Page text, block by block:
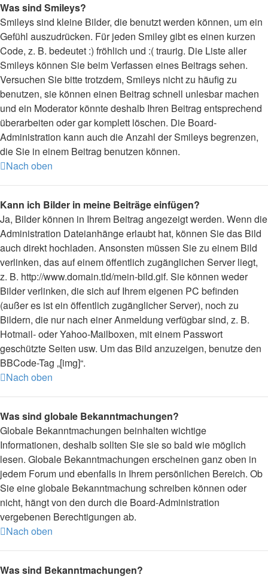
Was sind Smileys?
Smileys sind kleine Bilder, die benutzt werden können, um ein
Gefühl auszudrücken. Für jeden Smiley gibt es einen kurzen
Code, z. B. bedeutet :) fröhlich und :( traurig. Die Liste aller
Smileys können Sie beim Verfassen eines Beitrags sehen.
Versuchen Sie bitte trotzdem, Smileys nicht zu häufig zu
benutzen, sie können einen Beitrag schnell unlesbar machen
und ein Moderator könnte deshalb Ihren Beitrag entsprechend
überarbeiten oder gar komplett löschen. Die Board-
Administration kann auch die Anzahl der Smileys begrenzen,
die Sie in einem Beitrag benutzen können.
Nach oben
Kann ich Bilder in meine Beiträge einfügen?
Ja, Bilder können in Ihrem Beitrag angezeigt werden. Wenn die
Administration Dateianhänge erlaubt hat, können Sie das Bild
auch direkt hochladen. Ansonsten müssen Sie zu einem Bild
verlinken, das auf einem öffentlich zugänglichen Server liegt,
z. B. http://www.domain.tld/mein-bild.gif. Sie können weder
Bilder verlinken, die sich auf Ihrem eigenen PC befinden
(außer es ist ein öffentlich zugänglicher Server), noch zu
Bildern, die nur nach einer Anmeldung verfügbar sind, z. B.
Hotmail- oder Yahoo-Mailboxen, mit einem Passwort
geschützte Seiten usw. Um das Bild anzuzeigen, benutze den
BBCode-Tag „[img]“.
Nach oben
Was sind globale Bekanntmachungen?
Globale Bekanntmachungen beinhalten wichtige
Informationen, deshalb sollten Sie sie so bald wie möglich
lesen. Globale Bekanntmachungen erscheinen ganz oben in
jedem Forum und ebenfalls in Ihrem persönlichen Bereich. Ob
Sie eine globale Bekanntmachung schreiben können oder
nicht, hängt von den durch die Board-Administration
vergebenen Berechtigungen ab.
Nach oben
Was sind Bekanntmachungen?